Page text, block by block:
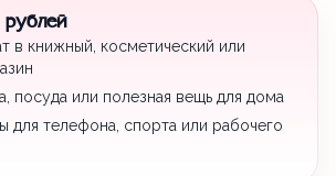
в книжный, косметический или
посуда или полезная вещь для дома
для телефона, спорта или рабочего